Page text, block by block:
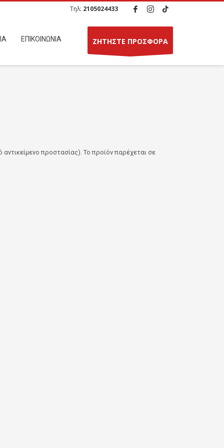
Τηλ: 2105024433
ΕΠΙΚΟΙΝΩΝΙΑ ΖΗΤΗΣΤΕ ΠΡΟΣΦΟΡΑ
προστασίας). Το προϊόν παρέχεται σε